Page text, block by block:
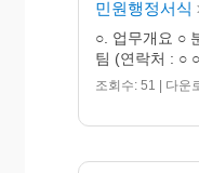
민원행정서식
○. 업무개요 ○
팀 (연락처 : ○ ○
조회수: 51 | 다운